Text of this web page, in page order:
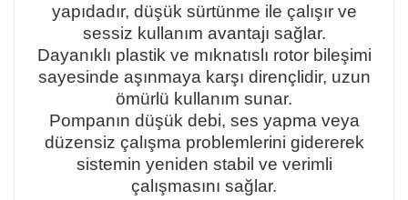
yapıdadır, düşük sürtünme ile çal ışır ve
sessiz kullanım avantajı sağ lar.
Dayanıkl ı plastik ve mıknatısl ı rotor bileşimi
sayesinde aşınmaya karşı direnç lidir, uzun
ömürl ü kullanım sunar.
Pompanın düşük debi, ses yapma veya
düzensiz çal ışma problemlerini gidererek
sistemin yeniden stabil ve verimli
çal ışmasını sağ lar.